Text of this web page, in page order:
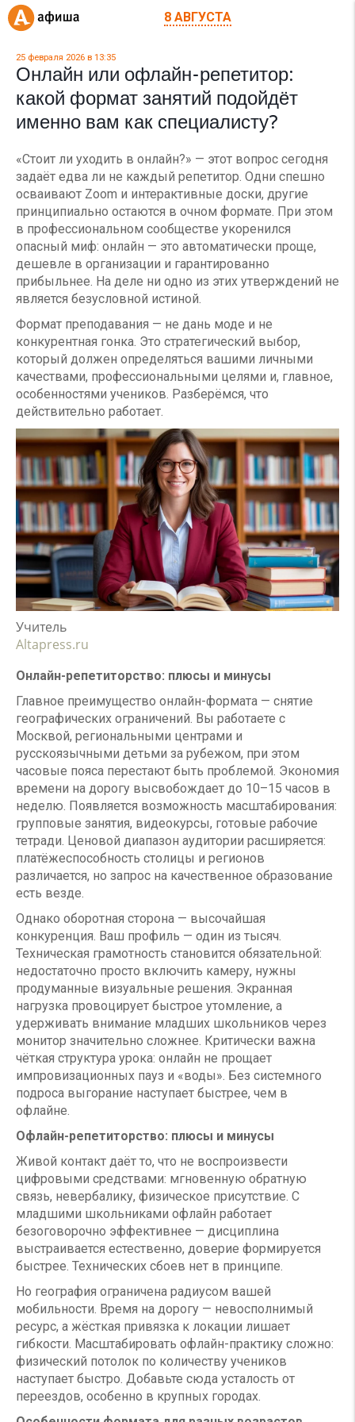
8 АВГУСТА
25 февраля 2026 в 13:35
Онлайн или офлайн-репетитор:
какой формат занятий подойдёт
именно вам как специалисту?
«Стоит ли уходить в онлайн?» — этот вопрос сегодня
задаёт едва ли не каждый репетитор. Одни спешно
осваивают Zoom и интерактивные доски, другие
принципиально остаются в очном формате. При этом
в профессиональном сообществе укоренился
опасный миф: онлайн — это автоматически проще,
дешевле в организации и гарантированно
прибыльнее. На деле ни одно из этих утверждений не
является безусловной истиной.
Формат преподавания — не дань моде и не
конкурентная гонка. Это стратегический выбор,
который должен определяться вашими личными
качествами, профессиональными целями и, главное,
особенностями учеников. Разберёмся, что
действительно работает.
Учитель
Altapress.ru
Онлайн-репетиторство: плюсы и минусы
Главное преимущество онлайн-формата — снятие
географических ограничений. Вы работаете с
Москвой, региональными центрами и
русскоязычными детьми за рубежом, при этом
часовые пояса перестают быть проблемой. Экономия
времени на дорогу высвобождает до 10–15 часов в
неделю. Появляется возможность масштабирования:
групповые занятия, видеокурсы, готовые рабочие
тетради. Ценовой диапазон аудитории расширяется:
платёжеспособность столицы и регионов
различается, но запрос на качественное образование
есть везде.
Однако оборотная сторона — высочайшая
конкуренция. Ваш профиль — один из тысяч.
Техническая грамотность становится обязательной:
недостаточно просто включить камеру, нужны
продуманные визуальные решения. Экранная
нагрузка провоцирует быстрое утомление, а
удерживать внимание младших школьников через
монитор значительно сложнее. Критически важна
чёткая структура урока: онлайн не прощает
импровизационных пауз и «воды». Без системного
подроса выгорание наступает быстрее, чем в
офлайне.
Офлайн-репетиторство: плюсы и минусы
Живой контакт даёт то, что не воспроизвести
цифровыми средствами: мгновенную обратную
связь, невербалику, физическое присутствие. С
младшими школьниками офлайн работает
безоговорочно эффективнее — дисциплина
выстраивается естественно, доверие формируется
быстрее. Технических сбоев нет в принципе.
Но география ограничена радиусом вашей
мобильности. Время на дорогу — невосполнимый
ресурс, а жёсткая привязка к локации лишает
гибкости. Масштабировать офлайн-практику сложно:
физический потолок по количеству учеников
наступает быстро. Добавьте сюда усталость от
переездов, особенно в крупных городах.